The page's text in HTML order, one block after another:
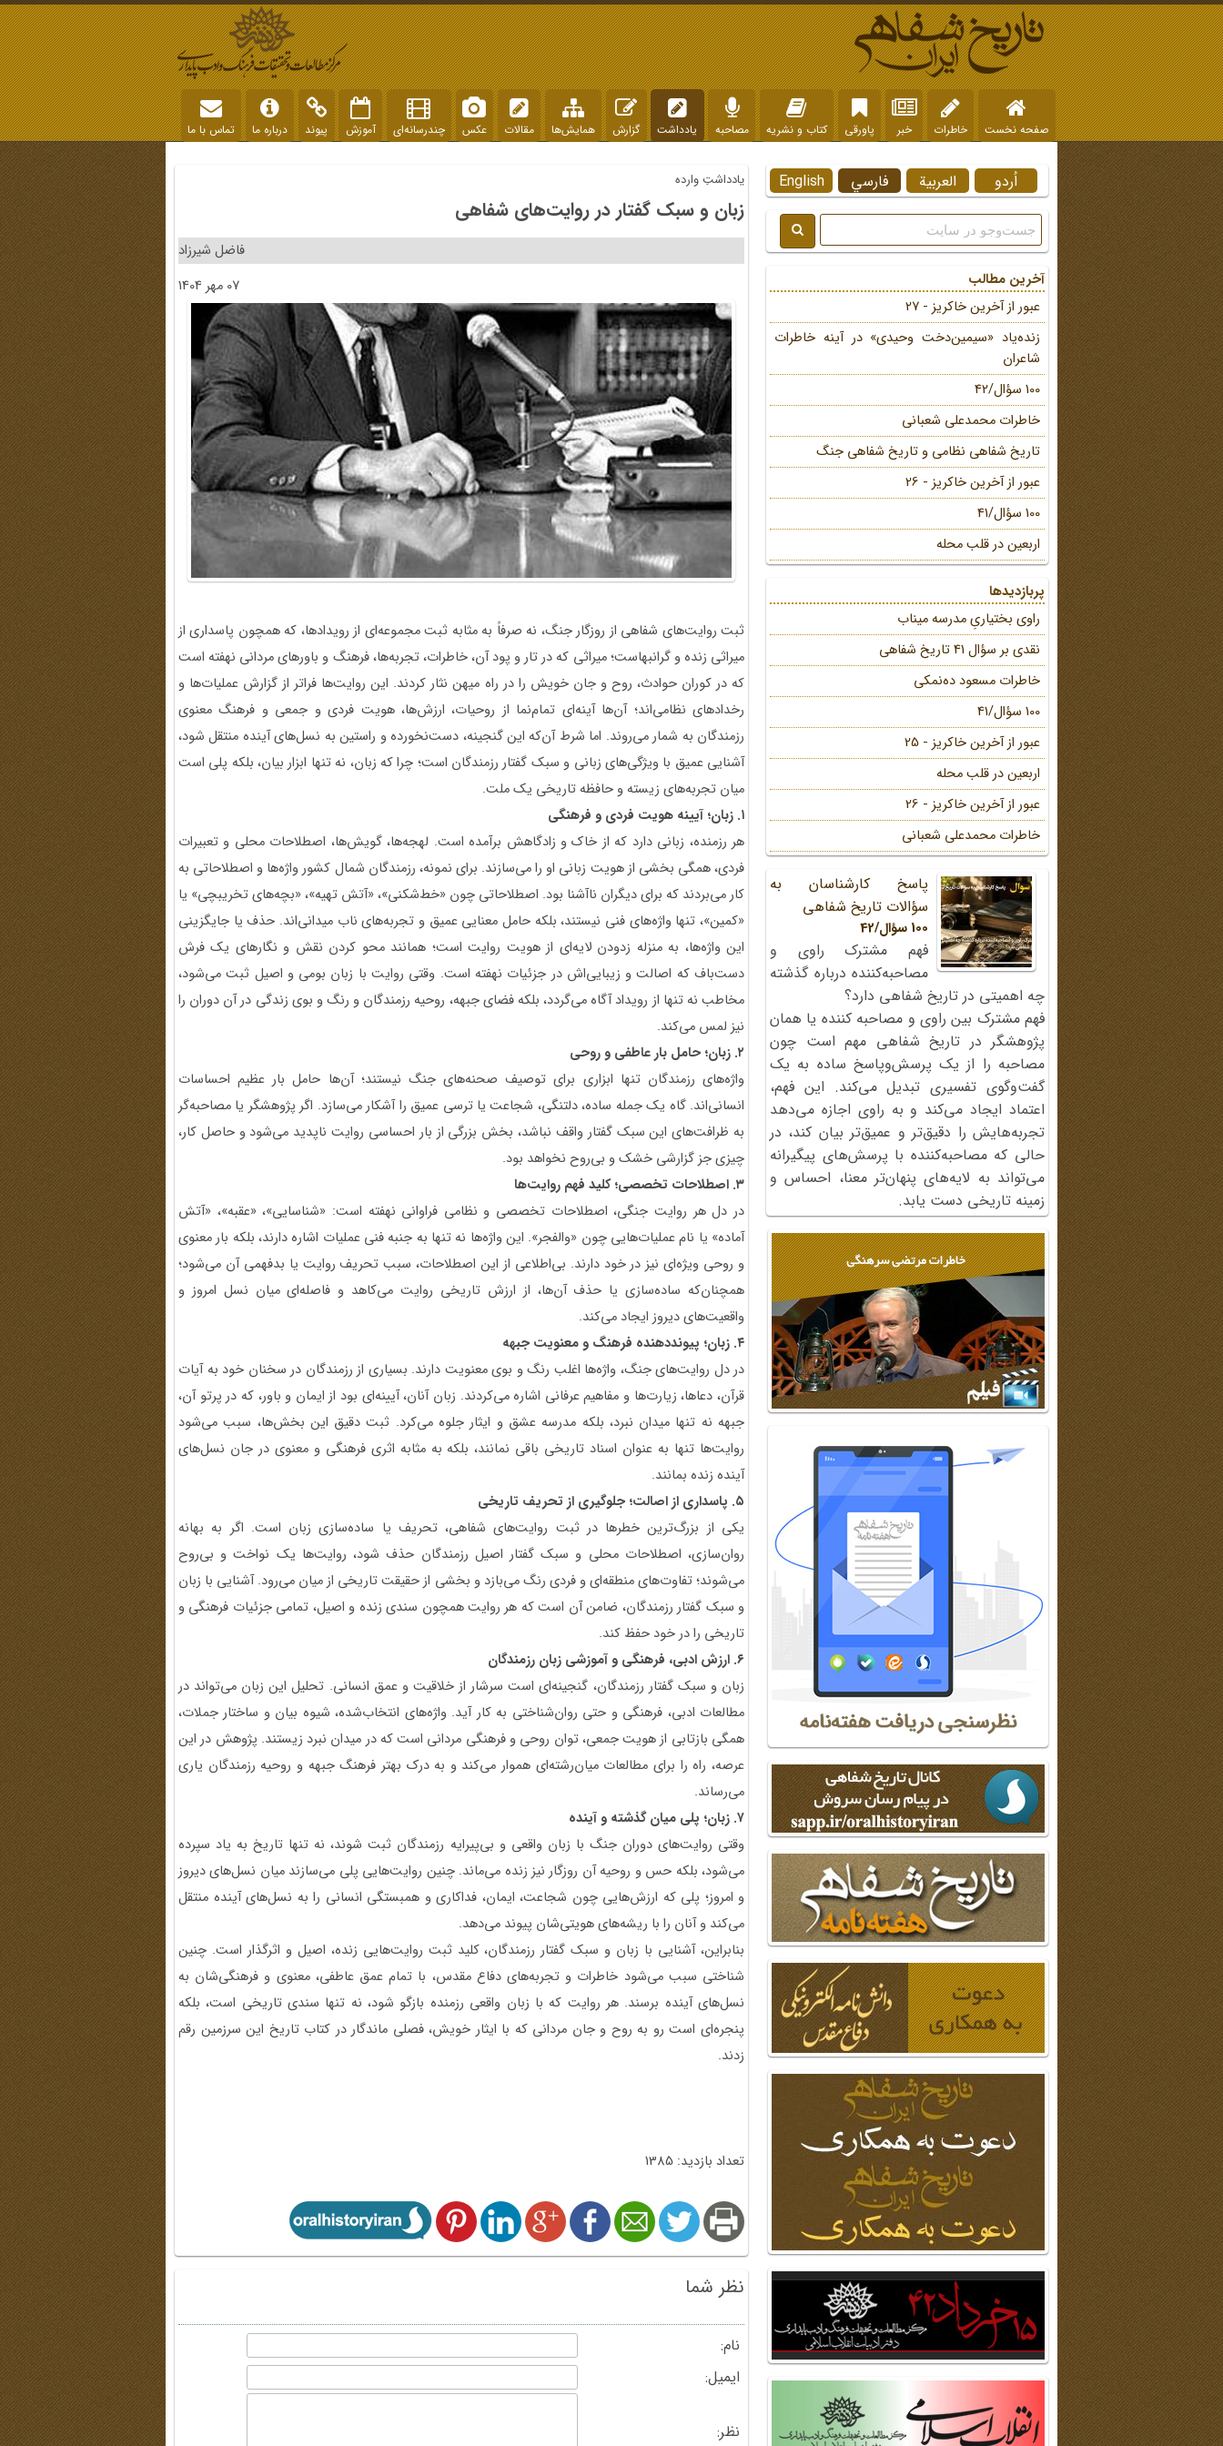
صفحه نخست خاطرات خبر پاورقی کتاب و نشریه مصاحبه یادداشت گزارش همایش‌ها مقالات عکس چندرسانه‌ای آموزش پیوند درباره ما تماس با ما
یادداشتِ وارده
زبان و سبک گفتار در روایت‌های شفاهی
فاضل شیرزاد
07 مهر 1404
ثبت روایت‌های شفاهی از روزگار جنگ، نه صرفاً به مثابه ثبت مجموعه‌ای از رویدادها، که همچون پاسداری از
میراثی زنده و گرانبهاست؛ میراثی که در تار و پود آن، خاطرات، تجربه‌ها، فرهنگ و باورهای مردانی نهفته است
که در کوران حوادث، روح و جان خویش را در راه میهن نثار کردند. این روایت‌ها فراتر از گزارش عملیات‌ها و
رخدادهای نظامی‌اند؛ آن‌ها آینه‌ای تمام‌نما از روحیات، ارزش‌ها، هویت فردی و جمعی و فرهنگ معنوی
رزمندگان به شمار می‌روند. اما شرط آن‌که این گنجینه، دست‌نخورده و راستین به نسل‌های آینده منتقل شود،
آشنایی عمیق با ویژگی‌های زبانی و سبک گفتار رزمندگان است؛ چرا که زبان، نه تنها ابزار بیان، بلکه پلی است
میان تجربه‌های زیسته و حافظه‌ تاریخی یک ملت.
۱. زبان؛ آیینه هویت فردی و فرهنگی
هر رزمنده، زبانی دارد که از خاک و زادگاهش برآمده است. لهجه‌ها، گویش‌ها، اصطلاحات محلی و تعبیرات
فردی، همگی بخشی از هویت زبانی او را می‌سازند. برای نمونه، رزمندگان شمال کشور واژه‌ها و اصطلاحاتی به
کار می‌بردند که برای دیگران ناآشنا بود. اصطلاحاتی چون «خط‌شکنی»، «آتش تهیه»، «بچه‌های تخریبچی» یا
«کمین»، تنها واژه‌های فنی نیستند، بلکه حامل معنایی عمیق و تجربه‌های ناب میدانی‌اند. حذف یا جایگزینی
این واژه‌ها، به منزله زدودن لایه‌ای از هویت روایت است؛ همانند محو کردن نقش و نگارهای یک فرش
دست‌باف که اصالت و زیبایی‌اش در جزئیات نهفته است. وقتی روایت با زبان بومی و اصیل ثبت می‌شود،
مخاطب نه تنها از رویداد آگاه می‌گردد، بلکه فضای جبهه، روحیه رزمندگان و رنگ و بوی زندگی در آن دوران را
نیز لمس می‌کند.
۲. زبان؛ حامل بار عاطفی و روحی
واژه‌های رزمندگان تنها ابزاری برای توصیف صحنه‌های جنگ نیستند؛ آن‌ها حامل بار عظیم احساسات
انسانی‌اند. گاه یک جمله ساده، دلتنگی، شجاعت یا ترسی عمیق را آشکار می‌سازد. اگر پژوهشگر یا مصاحبه‌گر
به ظرافت‌های این سبک گفتار واقف نباشد، بخش بزرگی از بار احساسی روایت ناپدید می‌شود و حاصل کار،
چیزی جز گزارشی خشک و بی‌روح نخواهد بود.
۳. اصطلاحات تخصصی؛ کلید فهم روایت‌ها
در دل هر روایت جنگی، اصطلاحات تخصصی و نظامی فراوانی نهفته است: «شناسایی»، «عقبه»، «آتش
آماده» یا نام عملیات‌هایی چون «والفجر». این واژه‌ها نه تنها به جنبه فنی عملیات اشاره دارند، بلکه بار معنوی
و روحی ویژه‌ای نیز در خود دارند. بی‌اطلاعی از این اصطلاحات، سبب تحریف روایت یا بدفهمی آن می‌شود؛
همچنان‌که ساده‌سازی یا حذف آن‌ها، از ارزش تاریخی روایت می‌کاهد و فاصله‌ای میان نسل امروز و
واقعیت‌های دیروز ایجاد می‌کند.
۴. زبان؛ پیونددهنده فرهنگ و معنویت جبهه
در دل روایت‌های جنگ، واژه‌ها اغلب رنگ و بوی معنویت دارند. بسیاری از رزمندگان در سخنان خود به آیات
قرآن، دعاها، زیارت‌ها و مفاهیم عرفانی اشاره می‌کردند. زبان آنان، آیینه‌ای بود از ایمان و باور، که در پرتو آن،
جبهه نه تنها میدان نبرد، بلکه مدرسه عشق و ایثار جلوه می‌کرد. ثبت دقیق این بخش‌ها، سبب می‌شود
روایت‌ها تنها به عنوان اسناد تاریخی باقی نمانند، بلکه به مثابه اثری فرهنگی و معنوی در جان نسل‌های
آینده زنده بمانند.
۵. پاسداری از اصالت؛ جلوگیری از تحریف تاریخی
یکی از بزرگ‌ترین خطرها در ثبت روایت‌های شفاهی، تحریف یا ساده‌سازی زبان است. اگر به بهانه
روان‌سازی، اصطلاحات محلی و سبک گفتار اصیل رزمندگان حذف شود، روایت‌ها یک نواخت و بی‌روح
می‌شوند؛ تفاوت‌های منطقه‌ای و فردی رنگ می‌بازد و بخشی از حقیقت تاریخی از میان می‌رود. آشنایی با زبان
و سبک گفتار رزمندگان، ضامن آن است که هر روایت همچون سندی زنده و اصیل، تمامی جزئیات فرهنگی و
تاریخی را در خود حفظ کند.
۶. ارزش ادبی، فرهنگی و آموزشی زبان رزمندگان
زبان و سبک گفتار رزمندگان، گنجینه‌ای است سرشار از خلاقیت و عمق انسانی. تحلیل این زبان می‌تواند در
مطالعات ادبی، فرهنگی و حتی روان‌شناختی به کار آید. واژه‌های انتخاب‌شده، شیوه بیان و ساختار جملات،
همگی بازتابی از هویت جمعی، توان روحی و فرهنگی مردانی است که در میدان نبرد زیستند. پژوهش در این
عرصه، راه را برای مطالعات میان‌رشته‌ای هموار می‌کند و به درک بهتر فرهنگ جبهه و روحیه رزمندگان یاری
می‌رساند.
۷. زبان؛ پلی میان گذشته و آینده
وقتی روایت‌های دوران جنگ با زبان واقعی و بی‌پیرایه رزمندگان ثبت شوند، نه تنها تاریخ به یاد سپرده
می‌شود، بلکه حس و روحیه آن روزگار نیز زنده می‌ماند. چنین روایت‌هایی پلی می‌سازند میان نسل‌های دیروز
و امروز؛ پلی که ارزش‌هایی چون شجاعت، ایمان، فداکاری و همبستگی انسانی را به نسل‌های آینده منتقل
می‌کند و آنان را با ریشه‌های هویتی‌شان پیوند می‌دهد.
بنابراین، آشنایی با زبان و سبک گفتار رزمندگان، کلید ثبت روایت‌هایی زنده، اصیل و اثرگذار است. چنین
شناختی سبب می‌شود خاطرات و تجربه‌های دفاع مقدس، با تمام عمق عاطفی، معنوی و فرهنگی‌شان به
نسل‌های آینده برسند. هر روایت که با زبان واقعی رزمنده بازگو شود، نه تنها سندی تاریخی است، بلکه
پنجره‌ای است رو به روح و جان مردانی که با ایثار خویش، فصلی ماندگار در کتاب تاریخ این سرزمین رقم
زدند.
تعداد بازدید: 1385
نظر شما
نام:
ایمیل:
نظر:
English فارسي العربية اُردو
آخرین مطالب
عبور از آخرین خاکریز - 27
زنده‌یاد «سیمین‌دخت وحیدی» در آینه خاطرات
شاعران
100 سؤال/42
خاطرات محمد‌علی شعبانی
تاریخ شفاهی نظامی و تاریخ شفاهی جنگ
عبور از آخرین خاکریز - 26
100 سؤال/41
اربعین در قلب محله
پربازدیدها
راوی بختیاریِ مدرسه میناب
نقدی بر سؤال 41 تاریخ شفاهی
خاطرات مسعود ده‌نمکی
100 سؤال/41
عبور از آخرین خاکریز - 25
اربعین در قلب محله
عبور از آخرین خاکریز - 26
خاطرات محمد‌علی شعبانی
پاسخ کارشناسان به
سؤالات تاریخ شفاهی
100 سؤال/42
فهم مشترک راوی و
مصاحبه‌کننده درباره گذشته
چه اهمیتی در تاریخ شفاهی دارد؟
فهم مشترک بین راوی و مصاحبه کننده یا همان
پژوهشگر در تاریخ شفاهی مهم است چون
مصاحبه را از یک پرسش‌وپاسخ ساده به یک
گفت‌وگوی تفسیری تبدیل می‌کند. این فهم،
اعتماد ایجاد می‌کند و به راوی اجازه می‌دهد
تجربه‌هایش را دقیق‌تر و عمیق‌تر بیان کند، در
حالی که مصاحبه‌کننده با پرسش‌های پیگیرانه
می‌تواند به لایه‌های پنهان‌تر معنا، احساس و
زمینه تاریخی دست یابد.